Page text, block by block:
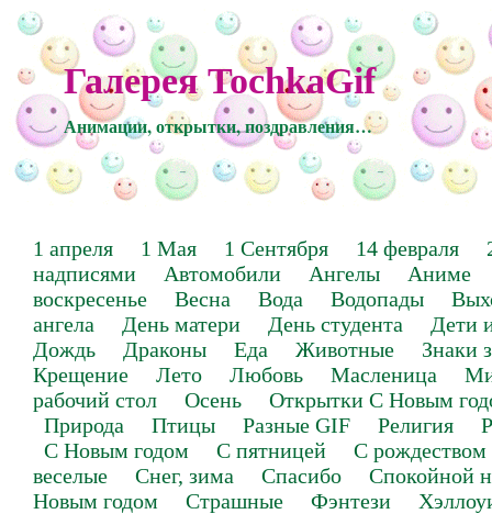
Галерея TochkaGif
Анимации, открытки, поздравления…
1 апреля 1 Мая 1 Сентября 14 февраля
надписями
Автомобили Ангелы
Аниме
воскресенье
Весна Вода Водопады
ангела
День матери День студента
Дети
Дождь
Драконы Еда Животные
Знаки
Крещение
Лето Любовь Масленица
рабочий стол
Осень
Открытки С Новым
Природа
Птицы Разные GIF Религия
С Новым годом
С пятницей
С рождеством
веселые
Снег, зима Спасибо
Спокойной
Новым годом
Страшные Фэнтези